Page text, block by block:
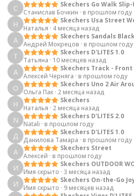
С
Skechers Go Walk
Станислав Бочкин · в прошлом году
Н
Skechers Usa Street
Наталья · 4 месяца назад
А
Skechers Sandals
Андрей Мокрецов · в прошлом году
Т
Skechers D'LITES 1.0
Татьяна · 10 месяцев назад
А
Skechers Track - Front
Алексей Черняга · в прошлом году
О
Skechers Uno 2 Air
Ольга Пак · 2 месяца назад
Н
Skechers
Наталья · 2 месяца назад
N
Skechers D'LITES 2.0
Natali · в прошлом году
Д
Skechers D'LITES 1.0
Данилова Тамара · в прошлом году
А
Skechers Street
Алексей · в прошлом году
И
Skechers OUTDOOR
Имя скрыто · 3 месяца назад
И
Skechers On-the-Go
Имя скрыто · 9 месяцев назад